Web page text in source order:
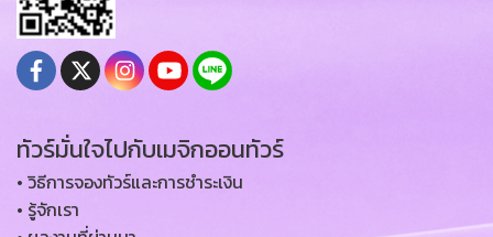
ทัวร์มั่นใจไปกับเมจิกออนทัวร์
• วิธีการจองทัวร์และการชำระเงิน
• รู้จักเรา